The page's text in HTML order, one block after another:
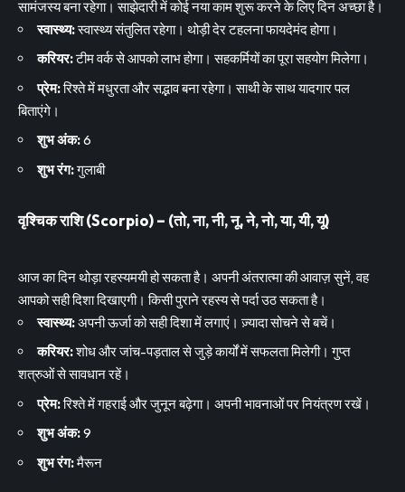
सामंजस्य बना रहेगा। साझेदारी में कोई नया काम शुरू करने के लिए दिन अच्छा है।
स्वास्थ्य:स्वास्थ्य संतुलित रहेगा। थोड़ी देर टहलना फायदेमंद होगा।
करियर:टीम वर्क से आपको लाभ होगा। सहकर्मियों का पूरा सहयोग मिलेगा।
प्रेम:रिश्ते में मधुरता और सद्भाव बना रहेगा। साथी के साथ यादगार पल
बिताएंगे।
शुभ अंक:6
शुभ रंग:गुलाबी
वृश्चिक राशि (Scorpio) – (तो, ना, नी, नू, ने, नो, या, यी, यू)
आज का दिन थोड़ा रहस्यमयी हो सकता है। अपनी अंतरात्मा की आवाज़ सुनें, वह
आपको सही दिशा दिखाएगी। किसी पुराने रहस्य से पर्दा उठ सकता है।
स्वास्थ्य:अपनी ऊर्जा को सही दिशा में लगाएं। ज़्यादा सोचने से बचें।
करियर:शोध और जांच-पड़ताल से जुड़े कार्यों में सफलता मिलेगी। गुप्त
शत्रुओं से सावधान रहें।
प्रेम:रिश्ते में गहराई और जुनून बढ़ेगा। अपनी भावनाओं पर नियंत्रण रखें।
शुभ अंक:9
शुभ रंग:मैरून